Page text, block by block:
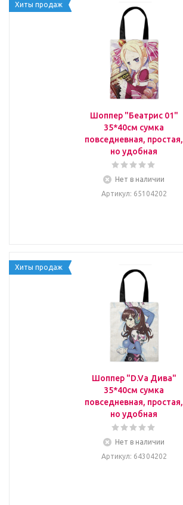
Хиты продаж
Шоппер "Беатрис 01"
35*40см сумка
повседневная, простая,
но удобная
Нет в наличии
Артикул: 65104202
Хиты продаж
Шоппер "D.Va Дива"
35*40см сумка
повседневная, простая,
но удобная
Нет в наличии
Артикул: 64304202